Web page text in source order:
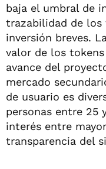
baja el umbral de
trazabilidad de
inversión breves.
valor de los
avance del
mercado
de usuario es
personas entre 25
interés entre
transparencia del